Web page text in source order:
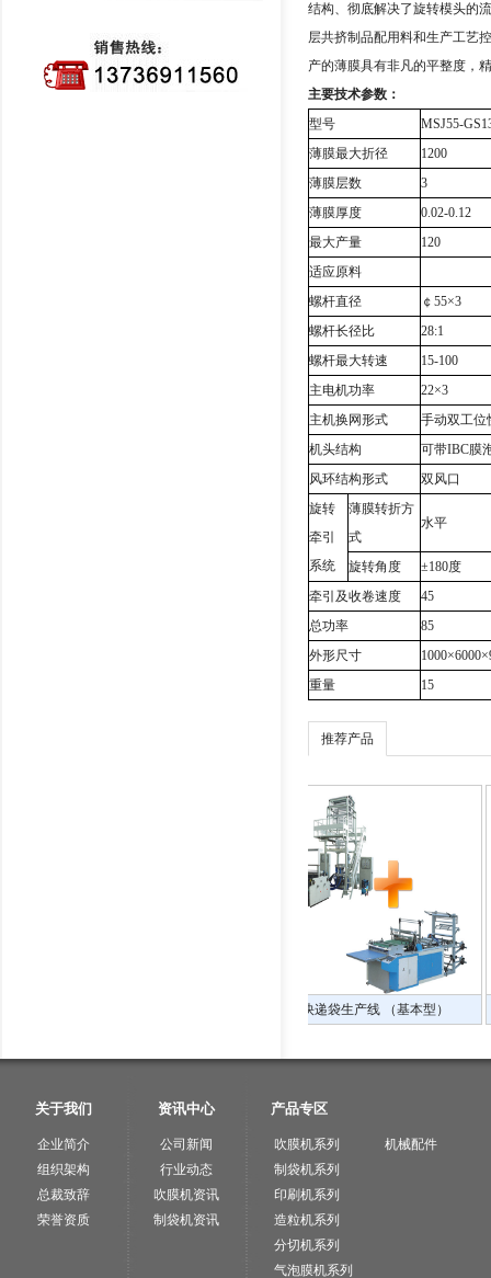
结构、彻底解决了旋转模头的
层共挤制品配用料和生产工艺
产的薄膜具有非凡的平整度，
主要技术参数：
型号
MSJ55-
薄膜最大折径
1200
薄膜层数
3
薄膜厚度
0.02-0.12
最大产量
120
适应原料
螺杆直径
￠55×3
螺杆长径比
28:1
螺杆最大转速
15-100
主电机功率
22×3
主机换网形式
手动双工位
机头结构
可带IBC膜
风环结构形式
双风口
旋转
牵引
系统
薄膜转折方
式
水平
旋转角度
±180度
牵引及收卷速度
45
总功率
85
外形尺寸
重量
15
推荐产品
快递袋生产线 （基本型） 快递袋生产线
关于我们
企业简介
组织架构
总裁致辞
荣誉资质
资讯中心
公司新闻
行业动态
吹膜机资讯
制袋机资讯
产品专区
吹膜机系列
制袋机系列
印刷机系列
造粒机系列
分切机系列
气泡膜机系列
机械配件